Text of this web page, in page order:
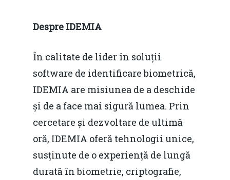
Despre IDEMIA
În calitate de lider în soluții
software de identificare biometrică,
IDEMIA are misiunea de a deschide
și de a face mai sigură lumea. Prin
cercetare și dezvoltare de ultimă
oră, IDEMIA oferă tehnologii unice,
susținute de o experiență de lungă
durată în biometrie, criptografie,
Piaţa gazelor naturale:
predictibilitate,
concurenţă.
Soluții de
IMM
Rolul băncilor în
IMM
Politici Europene în
Economie
Video Forum Marea
Piața gazelor naturale:
predictibilitate,
concurență.
Burse pentru
Contact
Daniel Apostol
Email: